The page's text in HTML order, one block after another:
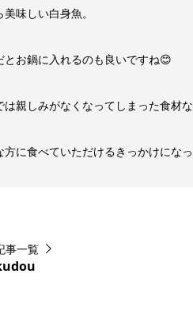
味しい白身魚。
お鍋に入れるのも良いですね😊
親しみがなくなってしまった食材な
に食べていただけるきっかけにな
事一覧